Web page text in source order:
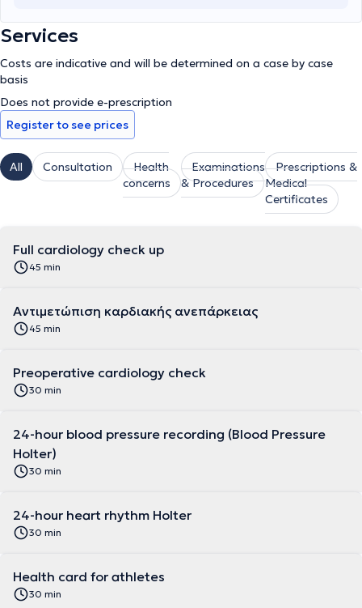
Services
Costs are indicative and will be determined on a case by case
basis
Does not provide e-prescription
Register to see prices
All Consultation
Health
concerns
Examinations
& Procedures
Prescriptions &
Medical
Certificates
Full cardiology check up
45 min
Αντιμετώπιση καρδιακής ανεπάρκειας
45 min
Preoperative cardiology check
30 min
24-hour blood pressure recording (Blood Pressure
Holter)
30 min
24-hour heart rhythm Holter
30 min
Health card for athletes
30 min